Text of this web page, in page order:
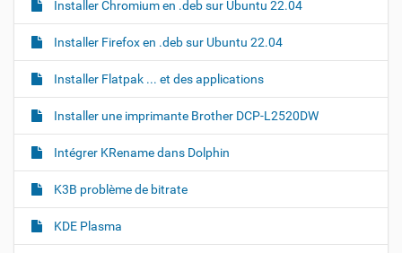
e
i
…
Installer Chromium en .deb sur Ubuntu 22.04
Installer Firefox en .deb sur Ubuntu 22.04
Installer Flatpak ... et des applications
Installer une imprimante Brother DCP-L2520DW
Intégrer KRename dans Dolphin
K3B problème de bitrate
KDE Plasma